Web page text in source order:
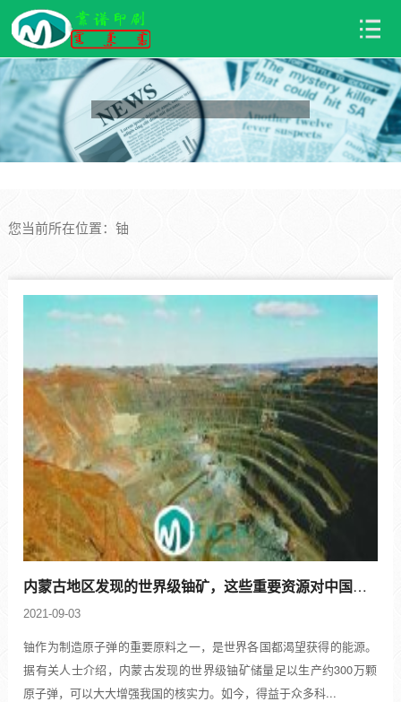
您当前所在位置：铀
内蒙古地区发现的世界级铀矿，这些重要资源对中国将会发展得越来越好
2021-09-03
铀作为制造原子弹的重要原料之一，是世界各国都渴望获得的能源。
据有关人士介绍，内蒙古发现的世界级铀矿储量足以生产约300万颗
原子弹，可以大大增强我国的核实力。如今，得益于众多科...